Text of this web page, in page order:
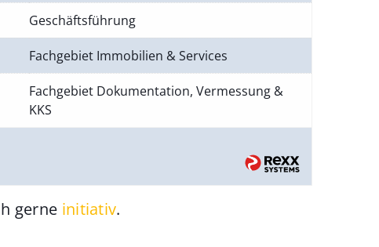
Geschäftsführung
Fachgebiet Immobilien & Services
Fachgebiet Dokumentation, Vermessung &
KKS
gerne initiativ.